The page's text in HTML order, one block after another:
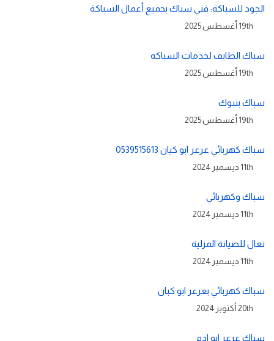
الجود للسباكة: فني سباك بجميع أعمال السباكة
19th أغسطس 2025
سباك الطايف لخدمات السباكه
19th أغسطس 2025
سباك بتبوك
19th أغسطس 2025
سباك كهربائي عرعر ابو كيان 0539515613
11th ديسمبر 2024
سباك وكهربائي
11th ديسمبر 2024
تعال للصيانة المزلية
11th ديسمبر 2024
سباك كهربائي بعرعر ابو كبان
20th أكتوبر 2024
سباك عرعر ابو ادم